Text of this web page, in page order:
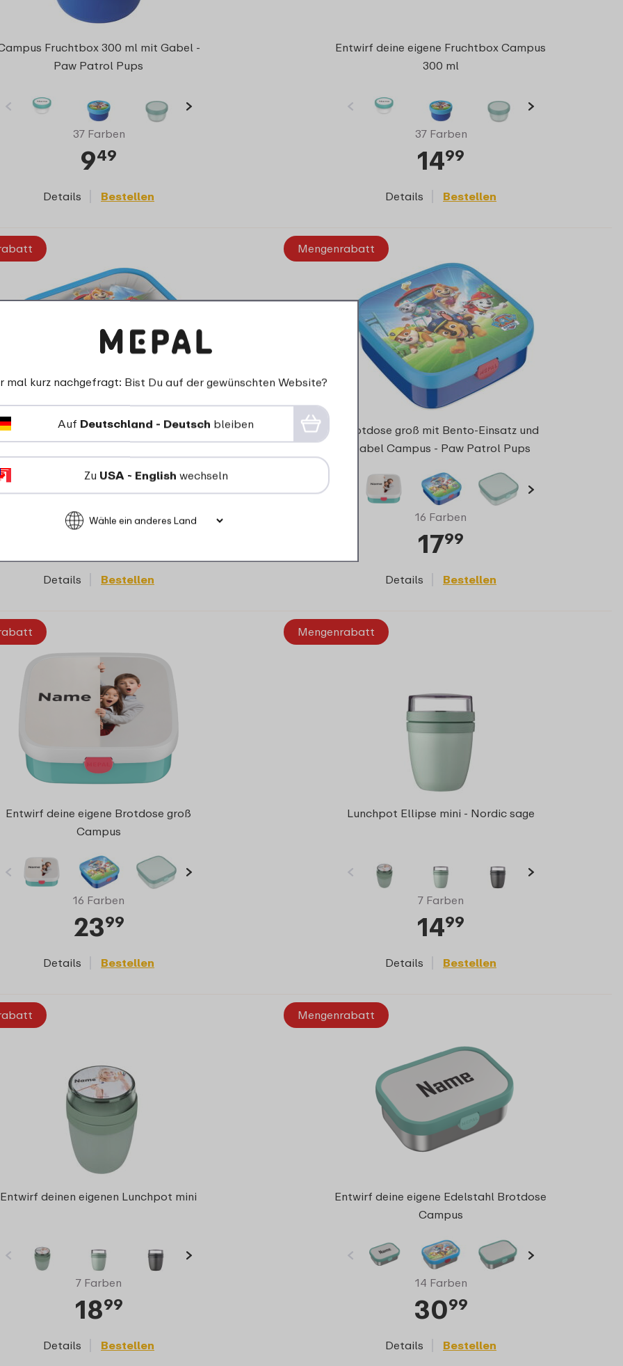
Fruchtbox 300 ml mit Gabel -
Paw Patrol Pups
37 Farben
949
Details Bestellen
Entwirf deine eigene Fruchtbox Campus
300 ml
37 Farben
1499
Details Bestellen
Edelstahl Bento Brotdose mit
14 Farben
Details Bestellen
Mengenrabatt
Brotdose groß mit Bento-Einsatz und
Gabel Campus - Paw Patrol Pups
16 Farben
1799
Details Bestellen
Entwirf deine eigene Brotdose groß
Campus
16 Farben
2399
Details Bestellen
Mengenrabatt
Lunchpot Ellipse mini - Nordic sage
7 Farben
1499
Details Bestellen
Entwirf deinen eigenen Lunchpot mini
7 Farben
1899
Details Bestellen
Mengenrabatt
Entwirf deine eigene Edelstahl Brotdose
Campus
14 Farben
3099
Details Bestellen
mal kurz nachgefragt: Bist Du auf der gewünschten Website?
Auf Deutschland - Deutsch bleiben
Zu USA - English wechseln